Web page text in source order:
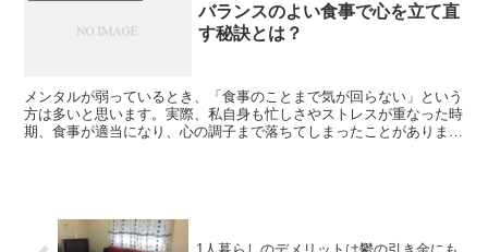
バランスのよい食事で心を立て直
す秘訣とは？
メンタルが弱っているとき、「食事のことまで気が回らない」という
方は多いと思います。実際、私自身も忙しさやストレスが重なった時
期、食事が適当になり、心の調子まで落ちてしまったことがありまし